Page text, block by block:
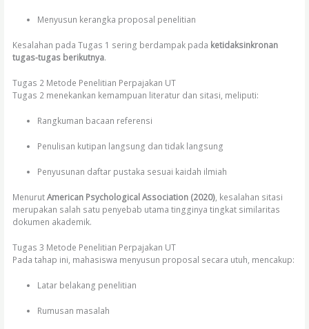
Menyusun kerangka proposal penelitian
Kesalahan pada Tugas 1 sering berdampak pada ketidaksinkronan
tugas-tugas berikutnya.
Tugas 2 Metode Penelitian Perpajakan UT
Tugas 2 menekankan kemampuan literatur dan sitasi, meliputi:
Rangkuman bacaan referensi
Penulisan kutipan langsung dan tidak langsung
Penyusunan daftar pustaka sesuai kaidah ilmiah
MenurutAmerican Psychological Association (2020) , kesalahan sitasi
merupakan salah satu penyebab utama tingginya tingkat similaritas
dokumen akademik.
Tugas 3 Metode Penelitian Perpajakan UT
Pada tahap ini, mahasiswa menyusun proposal secara utuh, mencakup:
Latar belakang penelitian
Rumusan masalah